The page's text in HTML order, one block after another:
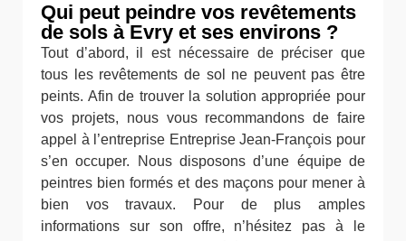
Qui peut peindre vos revêtements
de sols à Evry et ses environs ?
Tout d’abord, il est nécessaire de préciser que
tous les revêtements de sol ne peuvent pas être
peints. Afin de trouver la solution appropriée pour
vos projets, nous vous recommandons de faire
appel à l’entreprise Entreprise Jean-François pour
s’en occuper. Nous disposons d’une équipe de
peintres bien formés et des maçons pour mener à
bien vos travaux. Pour de plus amples
informations sur son offre, n’hésitez pas à le